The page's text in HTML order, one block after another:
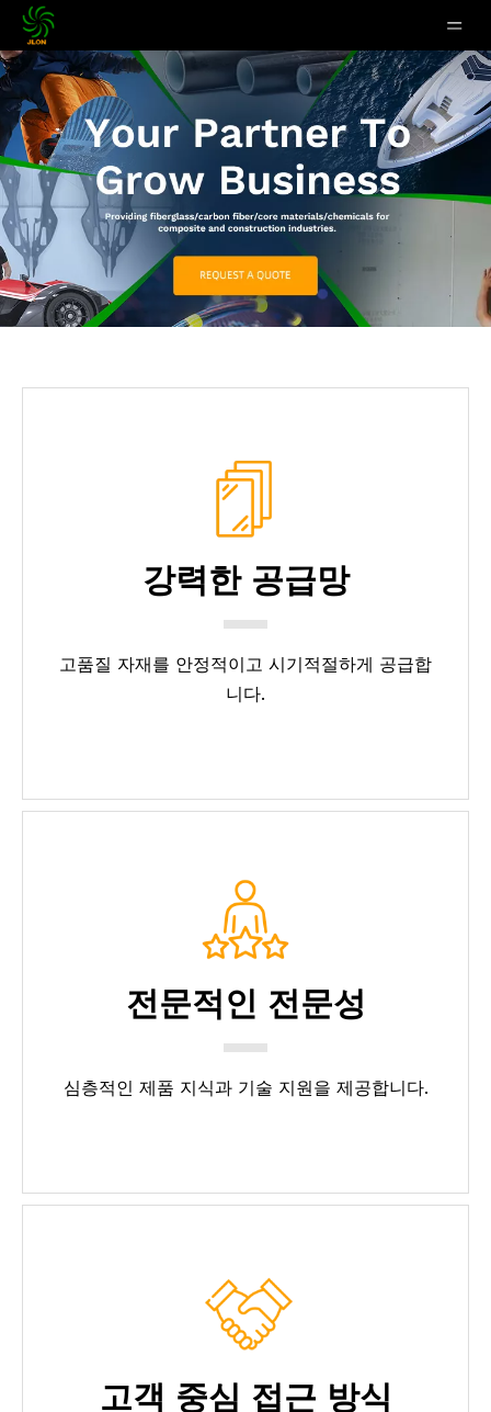
강력한 공급망
고품질 자재를 안정적이고 시기적절하게 공급합
니다.
전문적인 전문성
심층적인 제품 지식과 기술 지원을 제공합니다.
고객 중심 접근 방식